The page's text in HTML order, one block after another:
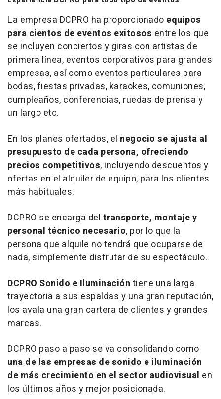
La empresa DCPRO ha proporcionado equipos
para cientos de eventos exitosos entre los que
se incluyen conciertos y giras con artistas de
primera línea, eventos corporativos para grandes
empresas, así como eventos particulares para
bodas, fiestas privadas, karaokes, comuniones,
cumpleaños, conferencias, ruedas de prensa y
un largo etc.
En los planes ofertados, el negocio se ajusta al
presupuesto de cada persona, ofreciendo
precios competitivos, incluyendo descuentos y
ofertas en el alquiler de equipo, para los clientes
más habituales.
DCPRO se encarga del transporte, montaje y
personal técnico necesario, por lo que la
persona que alquile no tendrá que ocuparse de
nada, simplemente disfrutar de su espectáculo.
DCPRO Sonido e Iluminación tiene una larga
trayectoria a sus espaldas y una gran reputación,
los avala una gran cartera de clientes y grandes
marcas.
DCPRO paso a paso se va consolidando como
una de las empresas de sonido e iluminación
de más crecimiento en el sector audiovisual en
los últimos años y mejor posicionada.